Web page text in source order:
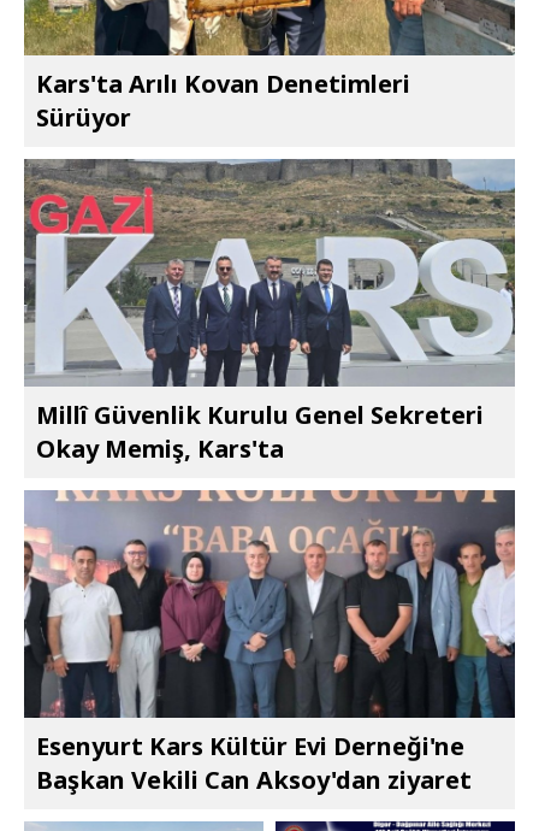
Kars'ta Arılı Kovan Denetimleri
Sürüyor
Millî Güvenlik Kurulu Genel Sekreteri
Okay Memiş, Kars'ta
Esenyurt Kars Kültür Evi Derneği'ne
Başkan Vekili Can Aksoy'dan ziyaret